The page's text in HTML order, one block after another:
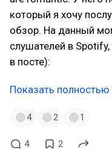
который я хочу
обзор. На данный
слушателей в
в посте):
Показать полностью
4 2 1
4 2